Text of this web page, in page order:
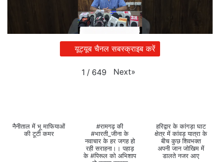
यूट्यूब चैनल सबस्क्राइब करें
1 / 649 Next»
नैनीताल में भू माफियाओं
की टूटी कमर
#रामगढ़ की
#भारती_जीना के
नवाचार के हर जगह हो
रही सराहना।। पहाड़
के #पिरूल को अभिशाप
हरिद्वार के कांगड़ा घाट
क्षेत्र में कांवड़ यात्रा के
बीच कुछ शिवभक्त
अपनी जान जोखिम में
डालते नजर आए